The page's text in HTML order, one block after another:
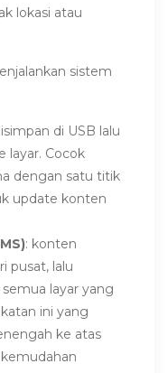
lokasi atau
sistem
di USB lalu
layar. Cocok
dengan satu titik
update konten
: konten
pusat, lalu
layar yang
ini yang
ke atas